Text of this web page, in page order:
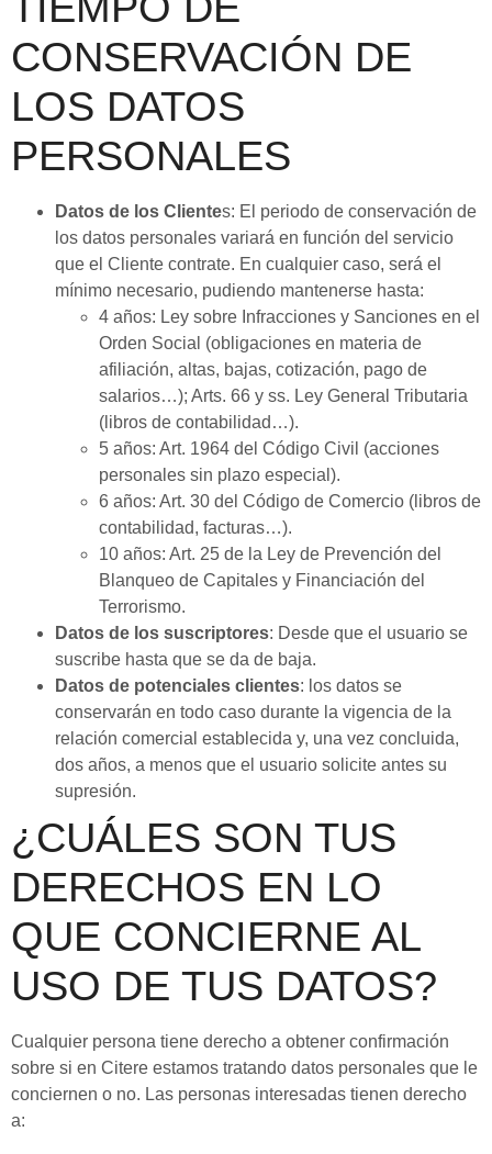
CONSERVACIÓN DE
LOS DATOS
PERSONALES
Datos de los Clientes: El periodo de conservación de
los datos personales variará en función del servicio
que el Cliente contrate. En cualquier caso, será el
mínimo necesario, pudiendo mantenerse hasta:
4 años: Ley sobre Infracciones y Sanciones en el
Orden Social (obligaciones en materia de
afiliación, altas, bajas, cotización, pago de
salarios…); Arts. 66 y ss. Ley General Tributaria
(libros de contabilidad…).
5 años: Art. 1964 del Código Civil (acciones
personales sin plazo especial).
6 años: Art. 30 del Código de Comercio (libros de
contabilidad, facturas…).
10 años: Art. 25 de la Ley de Prevención del
Blanqueo de Capitales y Financiación del
Terrorismo.
Datos de los suscriptores: Desde que el usuario se
suscribe hasta que se da de baja.
Datos de potenciales clientes: los datos se
conservarán en todo caso durante la vigencia de la
relación comercial establecida y, una vez concluida,
dos años, a menos que el usuario solicite antes su
supresión.
¿CUÁLES SON TUS
DERECHOS EN LO
QUE CONCIERNE AL
USO DE TUS DATOS?
Cualquier persona tiene derecho a obtener confirmación
sobre si en Citere estamos tratando datos personales que le
conciernen o no. Las personas interesadas tienen derecho
a: